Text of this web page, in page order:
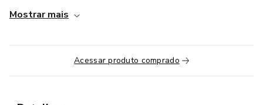
da década de 1960 em que a crença na bruxaria era
os «desbruxadores», enfrentavam o mal – sempre na forma
de bruxos que ninguém sabia exatamente quem eram – e
libertavam seus clientes.
Mostrar mais
Acessar produto comprado